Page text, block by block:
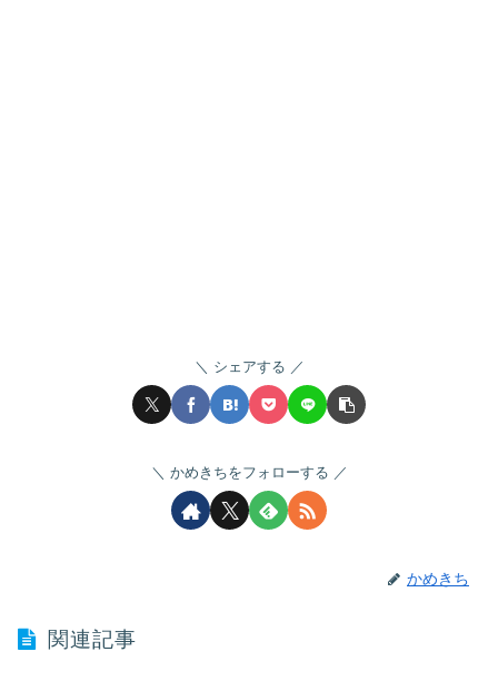
シェアする
かめきちをフォローする
かめきち
関連記事